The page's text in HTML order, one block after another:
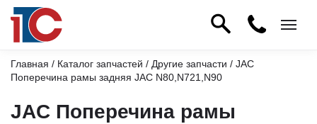
Главная / Каталог запчастей / Другие запчасти / JAC
Поперечина рамы задняя JAC N80,N721,N90
JAC Поперечина рамы